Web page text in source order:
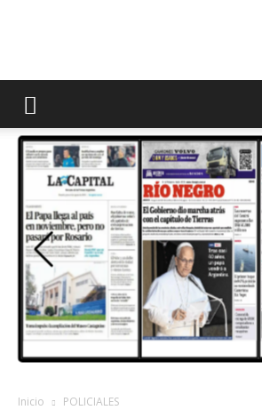
Inicio POLICIALES